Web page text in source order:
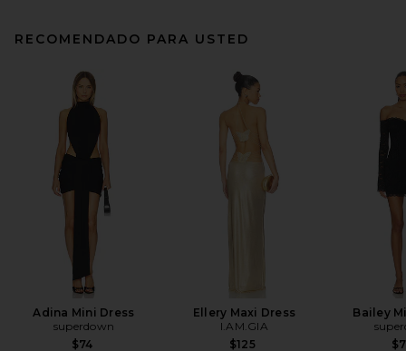
RECOMENDADO PARA USTED
Adina Mini Dress
superdown
$74
Ellery Maxi Dress
I.AM.GIA
$125
Bailey